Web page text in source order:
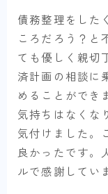
債務整理をした
ころだろう？と
ても優しく親切
済計画の相談に
めることができ
気持ちはなくな
気付けました。
良かったです。
ルで感謝してい